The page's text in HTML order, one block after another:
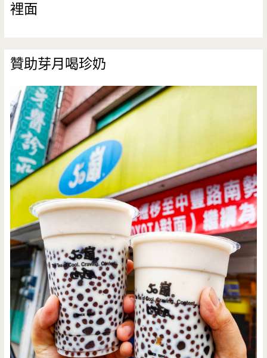
（邀
裡面
贊助芽月喝珍奶